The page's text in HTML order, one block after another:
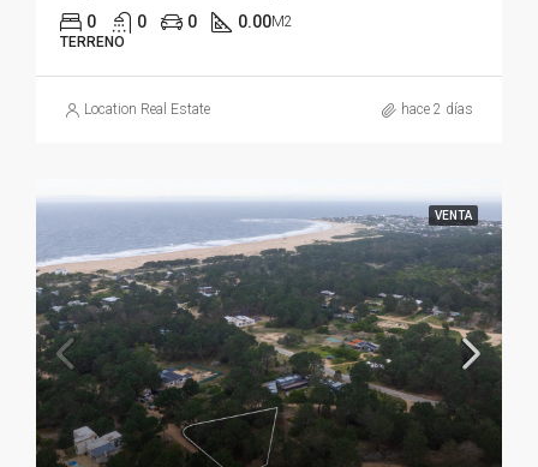
0 0 0 0.00M2
TERRENO
Location Real Estate hace 2 días
VENTA